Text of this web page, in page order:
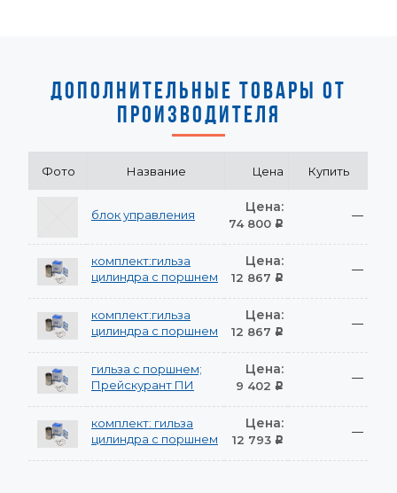
ДОПОЛНИТЕЛЬНЫЕ ТОВАРЫ ОТ
ПРОИЗВОДИТЕЛЯ
Фото Название Цена Купить
блок управления Цена:
74 800 Р
—
комплект:гильза
цилиндра с поршнем
Цена:
12 867 Р
—
комплект:гильза
цилиндра с поршнем
Цена:
12 867 Р
—
гильза с поршнем;
Прейскурант ПИ
Цена:
9 402 Р
—
комплект: гильза
цилиндра с поршнем
Цена:
12 793 Р
—